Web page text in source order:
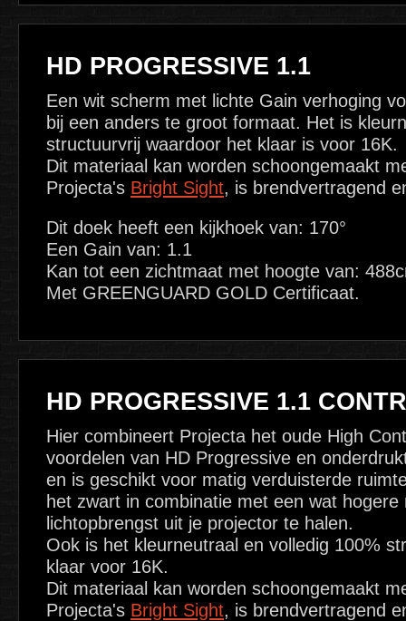
HD PROGRESSIVE 1.1
Een wit scherm met lichte Gain verhoging
bij een anders te groot formaat. Het is
structuurvrij waardoor het klaar is voor 16K.
Dit materiaal kan worden schoongemaakt
Projecta's Bright Sight, is brendvertragend
Dit doek heeft een kijkhoek van: 170°
Een Gain van: 1.1
Kan tot een zichtmaat met hoogte van:
Met GREENGUARD GOLD Certificaat.
HD PROGRESSIVE 1.1
Hier combineert Projecta het oude High
voordelen van HD Progressive en
en is geschikt voor matig verduisterde
het zwart in combinatie met een wat
lichtopbrengst uit je projector te halen.
Ook is het kleurneutraal en volledig 100%
klaar voor 16K.
Dit materiaal kan worden schoongemaakt
Projecta's Bright Sight, is brendvertragend